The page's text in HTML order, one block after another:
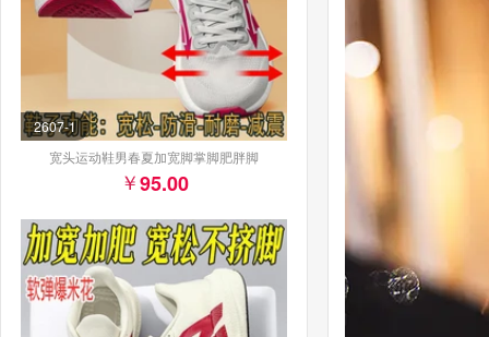
2607-1
宽头运动鞋男春夏加宽脚掌脚肥胖脚
95.00